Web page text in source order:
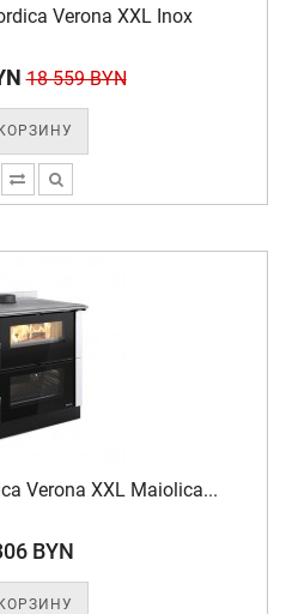
Verona XXL Inox
18 559 BYN
Verona XXL Maiolica...
BYN